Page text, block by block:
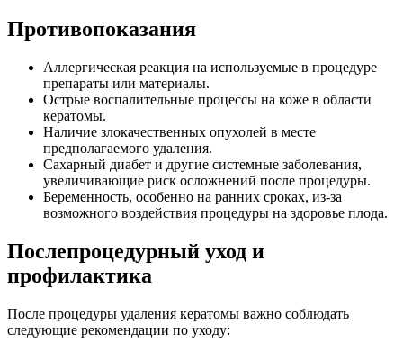
Противопоказания
Аллергическая реакция на используемые в процедуре
препараты или материалы.
Острые воспалительные процессы на коже в области
кератомы.
Наличие злокачественных опухолей в месте
предполагаемого удаления.
Сахарный диабет и другие системные заболевания,
увеличивающие риск осложнений после процедуры.
Беременность, особенно на ранних сроках, из-за
возможного воздействия процедуры на здоровье плода.
Послепроцедурный уход и
профилактика
После процедуры удаления кератомы важно соблюдать
следующие рекомендации по уходу: